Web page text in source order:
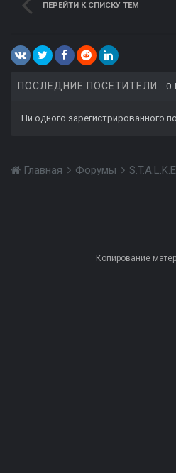
ПЕРЕЙТИ К СПИСКУ ТЕМ
ПОСЛЕДНИЕ ПОСЕТИТЕЛИ 0
Ни одного зарегистрированного
Главная Форумы
Копирование